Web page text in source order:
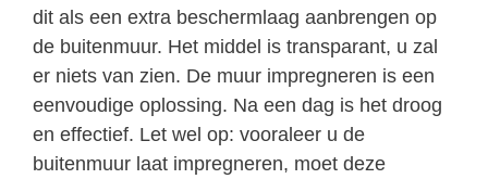
dit als een extra beschermlaag aanbrengen op
de buitenmuur. Het middel is transparant, u zal
er niets van zien. De muur impregneren is een
eenvoudige oplossing. Na een dag is het droog
en effectief. Let wel op: vooraleer u de
buitenmuur laat impregneren, moet deze